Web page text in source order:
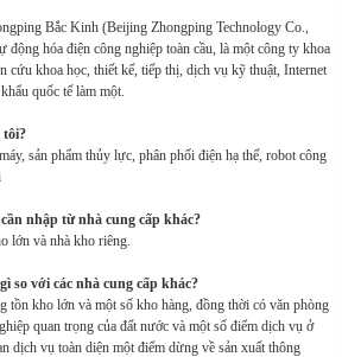
Bắc Kinh (Beijing Zhongping Technology Co.,
động hóa điện công nghiệp toàn cầu, là một công ty khoa
cứu khoa học, thiết kế, tiếp thị, dịch vụ kỹ thuật, Internet
quốc tế làm một.
tôi?
sản phẩm thủy lực, phân phối điện hạ thế, robot công
nhập từ nhà cung cấp khác?
lớn và nhà kho riêng.
so với các nhà cung cấp khác?
tồn kho lớn và một số kho hàng, đồng thời có văn phòng
quan trọng của đất nước và một số điểm dịch vụ ở
dịch vụ toàn diện một điểm dừng về sản xuất thông